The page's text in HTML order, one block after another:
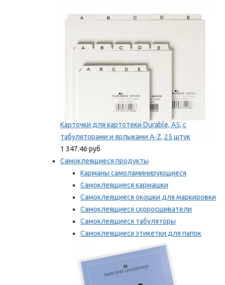
Карточки для картотеки Durable, A5, с
табуляторами и ярлыками A-Z, 25 штук
1 347.46 руб
Самоклеящиеся продукты
Карманы самоламинирующиеся
Самоклеящиеся кармашки
Самоклеящиеся окошки для маркировки
Самоклеящиеся скоросшиватели
Самоклеящиеся табуляторы
Самоклеящиеся этикетки для папок
Таблички для маркировки
Мы рекомендуем